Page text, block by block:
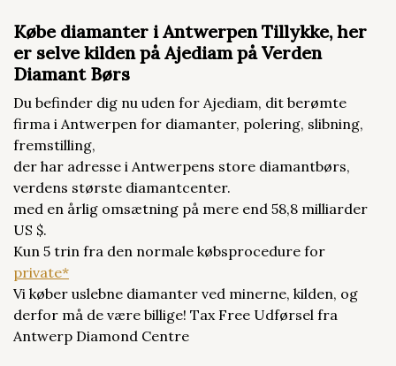
Købe diamanter i Antwerpen Tillykke, her
er selve kilden på Ajediam på Verden
Diamant Børs
Du befinder dig nu uden for Ajediam, dit berømte
firma i Antwerpen for diamanter, polering, slibning,
fremstilling,
der har adresse i Antwerpens store diamantbørs,
verdens største diamantcenter.
med en årlig omsætning på mere end 58,8 milliarder
US $.
Kun 5 trin fra den normale købsprocedure for
private*
Vi køber uslebne diamanter ved minerne, kilden, og
derfor må de være billige! Tax Free Udførsel fra
Antwerp Diamond Centre